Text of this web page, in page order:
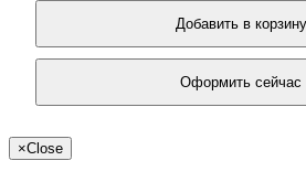
Добавить в корзину
Оформить сейчас
×Close